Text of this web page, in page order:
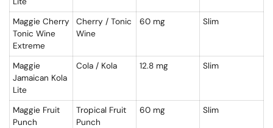
Maggie Cherry
Tonic Wine
Extreme
Cherry / Tonic
Wine
60 mg Slim
Maggie
Jamaican Kola
Lite
Cola / Kola 12.8 mg Slim
Maggie Fruit
Punch
Tropical Fruit
Punch
60 mg Slim